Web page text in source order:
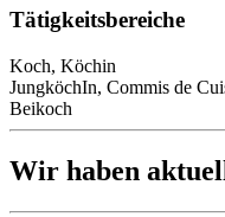
Tätigkeitsbereiche
Koch, Köchin
JungköchIn, Commis de
Beikoch
Wir haben